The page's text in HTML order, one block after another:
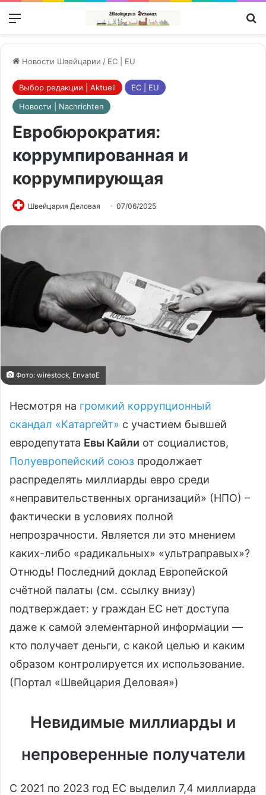
Меню
Новости Швейцарии / ЕС | EU
Выбор редакции | Aktuell
ЕС | EU
Новости | Nachrichten
Евробюрократия:
коррумпированная и
коррумпирующая
Швейцария Деловая 07/06/2025
Фото: wirestock, EnvatoE
Несмотря на громкий коррупционный
скандал «Катаргейт» с участием бывшей
евродепутата Евы Кайли от социалистов,
Полуевропейский союз продолжает
распределять миллиарды евро среди
«неправительственных организаций» (НПО) –
фактически в условиях полной
непрозрачности. Является ли это мнением
каких-либо «радикальных» «ультраправых»?
Отнюдь! Последний доклад Европейской
счётной палаты (см. ссылку внизу)
подтверждает: у граждан ЕС нет доступа
даже к самой элементарной информации —
кто получает деньги, с какой целью и каким
образом контролируется их использование.
(Портал «Швейцария Деловая»)
Невидимые миллиарды и
непроверенные получатели
С 2021 по 2023 год ЕС выделил 7,4 миллиарда